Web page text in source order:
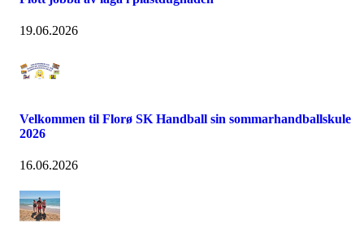
19.06.2026
Velkommen til Florø SK Handball sin sommarhandballskule
2026
16.06.2026